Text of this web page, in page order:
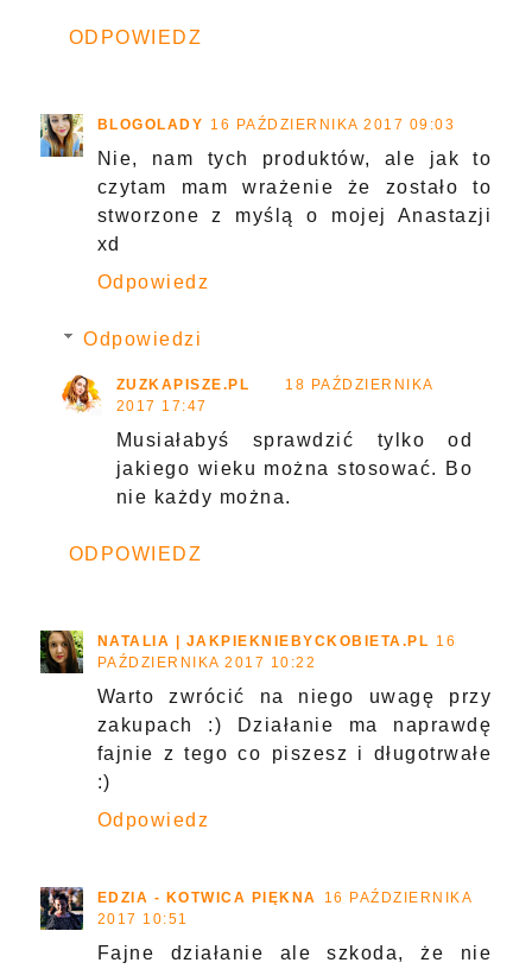
ODPOWIEDZ
BLOGOLADY 16 PAŹDZIERNIKA 2017 09:03
Nie, nam tych produktów, ale jak to
czytam mam wrażenie że zostało to
stworzone z myślą o mojej Anastazji
xd
Odpowiedz
Odpowiedzi
ZUZKAPISZE.PL
18 PAŹDZIERNIKA
2017 17:47
Musiałabyś sprawdzić tylko od
jakiego wieku można stosować. Bo
nie każdy można.
ODPOWIEDZ
NATALIA | JAKPIEKNIEBYCKOBIETA.PL 16
PAŹDZIERNIKA 2017 10:22
Warto zwrócić na niego uwagę przy
zakupach :) Działanie ma naprawdę
fajnie z tego co piszesz i długotrwałe
:)
Odpowiedz
EDZIA - KOTWICA PIĘKNA
16 PAŹDZIERNIKA
2017 10:51
Fajne działanie ale szkoda, że nie